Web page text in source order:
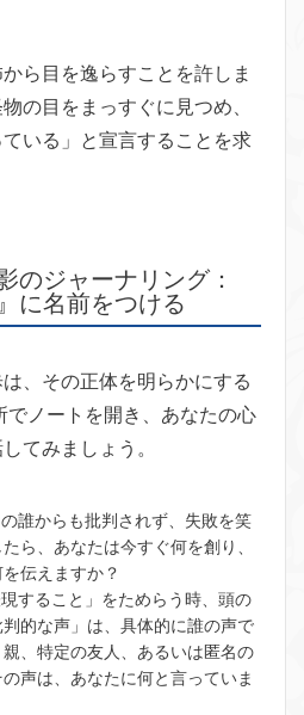
ら目を逸らすことを許しま
の目をまっすぐに見つめ、
ている」と宣言することを求
のジャーナリング：
に名前をつける
、その正体を明らかにする
でノートを開き、あなたの心
てみましょう。
誰からも批判されず、失敗を笑
ら、あなたは今すぐ何を創り、
伝えますか？
すること」をためらう時、頭の
的な声」は、具体的に誰の声で
、特定の友人、あるいは匿名の
声は、あなたに何と言っていま